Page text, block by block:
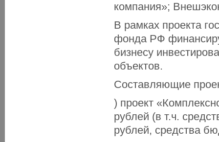
компания»;
В рамках проекта
фонда РФ
бизнесу
объектов.
Составляющие
) проект
рублей (в т.ч.
рублей, средства